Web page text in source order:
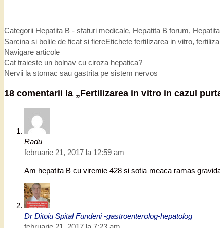
Categorii Hepatita B - sfaturi medicale, Hepatita B forum,
Sarcina si bolile de ficat si fiereEtichete fertilizarea in vitro,
Navigare articole
Cat traieste un bolnav cu ciroza hepatica?
Nervii la stomac sau gastrita pe sistem nervos
18 comentarii la „Fertilizarea in vitro in cazul
Radu
februarie 21, 2017 la 12:59 am
Am hepatita B cu viremie 428 si sotia meaca ramas
Dr Ditoiu Spital Fundeni -gastroenterolog-hepatolog